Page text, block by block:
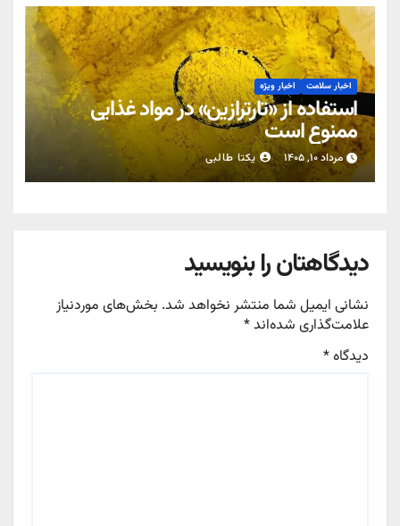
اخبار سلامت اخبار ویژه
استفاده از «تارترازین» در مواد غذایی
ممنوع است
مرداد ۱۰, ۱۴۰۵ یکتا طالبی
دیدگاهتان را بنویسید
نشانی ایمیل شما منتشر نخواهد شد. بخش‌های موردنیاز
علامت‌گذاری شده‌اند*
دیدگاه*